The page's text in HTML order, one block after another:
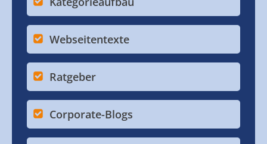
Webseitentexte
Ratgeber
Corporate-Blogs